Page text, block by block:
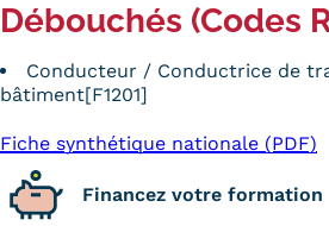
Débouchés (Codes
Conducteur / Conductrice de
bâtiment[F1201]
Fiche synthétique nationale (PDF)
Financez votre formation